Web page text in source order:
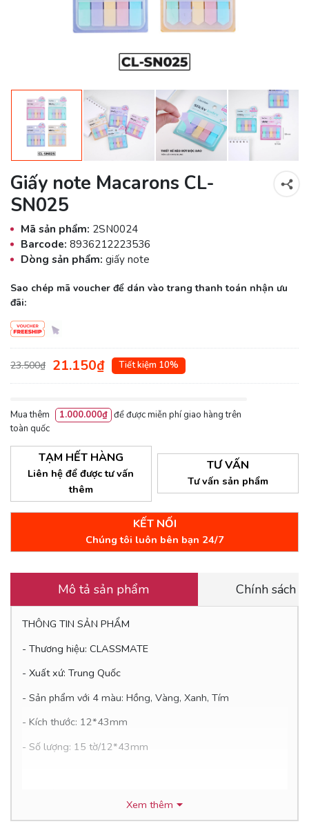
Giấy note Macarons CL-
SN025
Mã sản phẩm: 2SN0024
Barcode: 8936212223536
Dòng sản phẩm: giấy note
Sao chép mã voucher để dán vào trang thanh toán nhận ưu
đãi:
23.500₫ 21.150₫ Tiết kiệm 10%
Mua thêm 1.000.000₫ để được miễn phí giao hàng trên
toàn quốc
TẠM HẾT HÀNG
Liên hệ để được tư vấn
thêm
TƯ VẤN
Tư vấn sản phẩm
KẾT NỐI
Chúng tôi luôn bên bạn 24/7
Mô tả sản phẩm Chính sách
THÔNG TIN SẢN PHẨM
- Thương hiệu: CLASSMATE
- Xuất xứ: Trung Quốc
- Sản phẩm với 4 màu: Hồng, Vàng, Xanh, Tím
- Kích thước: 12*43mm
- Số lượng: 15 tờ/12*43mm
- Giấy Note: Giúp ghi nhớ, hỗ trợ học thuộc lòng.
Xem thêm